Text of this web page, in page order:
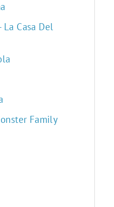
La Casa Del
Family